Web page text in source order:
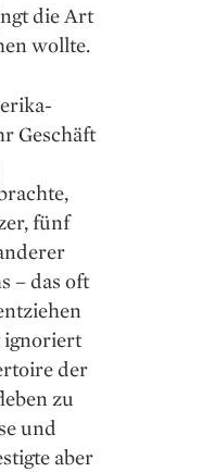
die Art
wollte.
Geschäft
fünf
– das oft
ignoriert
der
zu
und
aber